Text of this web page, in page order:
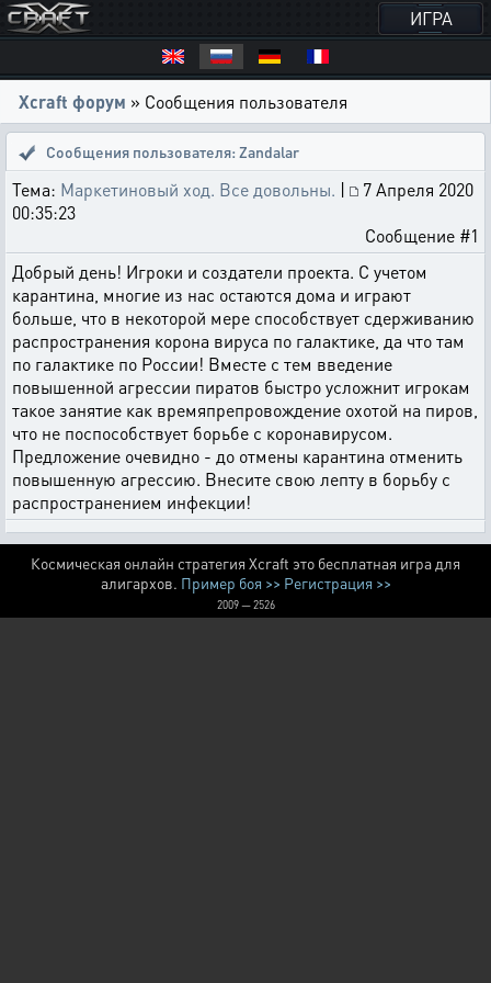
ИГРА
Xcraft форум » Сообщения пользователя
Сообщения пользователя: Zandalar
Тема: Маркетиновый ход. Все довольны. |
7 Апреля 2020
00:35:23
Сообщение #1
Добрый день! Игроки и создатели проекта. С учетом
карантина, многие из нас остаются дома и играют
больше, что в некоторой мере способствует сдерживанию
распространения корона вируса по галактике, да что там
по галактике по России! Вместе с тем введение
повышенной агрессии пиратов быстро усложнит игрокам
такое занятие как времяпрепровождение охотой на пиров,
что не поспособствует борьбе с коронавирусом.
Предложение очевидно - до отмены карантина отменить
повышенную агрессию. Внесите свою лепту в борьбу с
распространением инфекции!
Космическая онлайн стратегия Xcraft это бесплатная игра для
алигархов. Пример боя >> Регистрация >>
2009 — 2526